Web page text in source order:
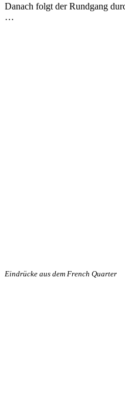
Danach folgt der Rundgang
…
Eindrücke aus dem French Quarter